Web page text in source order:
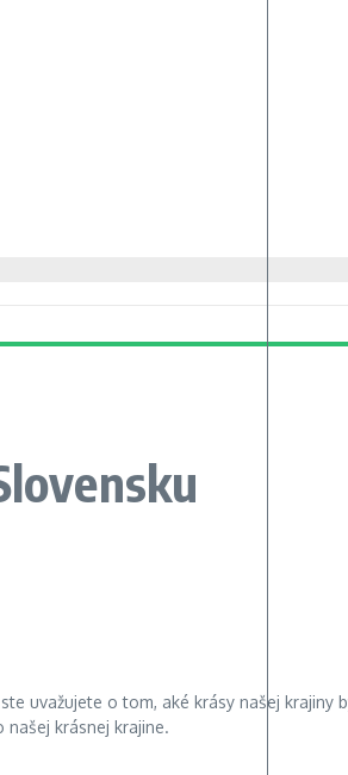
uvažujete o tom, aké krásy našej
krásnej krajine.